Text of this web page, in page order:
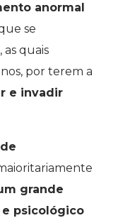
anormal
se
, as quais
por terem a
e invadir
grande
psicológico